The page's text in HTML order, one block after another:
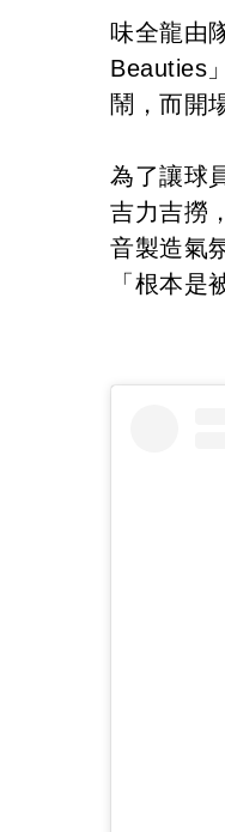
味全龍由
Beauties
鬧，而開
為了讓球
吉力吉撈
音製造氣
「根本是